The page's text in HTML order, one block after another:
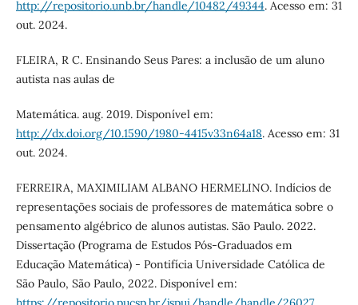
http://repositorio.unb.br/handle/10482/49344. Acesso em: 31
out. 2024.
FLEIRA, R C. Ensinando Seus Pares: a inclusão de um aluno
autista nas aulas de
Matemática. aug. 2019. Disponível em:
http://dx.doi.org/10.1590/1980-4415v33n64a18. Acesso em: 31
out. 2024.
FERREIRA, MAXIMILIAM ALBANO HERMELINO. Indícios de
representações sociais de professores de matemática sobre o
pensamento algébrico de alunos autistas. São Paulo. 2022.
Dissertação (Programa de Estudos Pós-Graduados em
Educação Matemática) - Pontifícia Universidade Católica de
São Paulo, São Paulo, 2022. Disponível em: